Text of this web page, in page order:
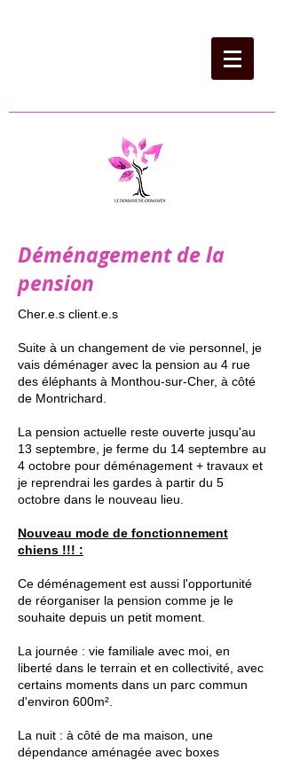
Déménagement de la
pension
Cher.e.s client.e.s
Suite à un changement de vie personnel, je
vais déménager avec la pension au 4 rue
des éléphants à Monthou-sur-Cher, à côté
de Montrichard.
La pension actuelle reste ouverte jusqu'au
13 septembre, je ferme du 14 septembre au
4 octobre pour déménagement + travaux et
je reprendrai les gardes à partir du 5
octobre dans le nouveau lieu.
Nouveau mode de fonctionnement
chiens !!! :
Ce déménagement est aussi l'opportunité
de réorganiser la pension comme je le
souhaite depuis un petit moment.
La journée : vie familiale avec moi, en
liberté dans le terrain et en collectivité, avec
certains moments dans un parc commun
d'environ 600m².
La nuit : à côté de ma maison, une
dépendance aménagée avec boxes